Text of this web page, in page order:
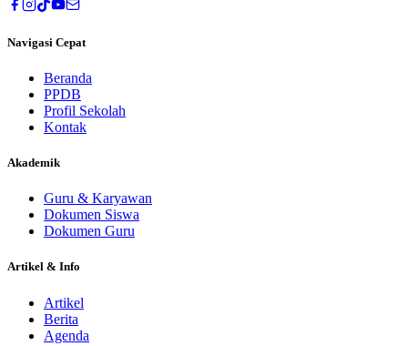
Navigasi Cepat
Beranda
PPDB
Profil Sekolah
Kontak
Akademik
Guru & Karyawan
Dokumen Siswa
Dokumen Guru
Artikel & Info
Artikel
Berita
Agenda